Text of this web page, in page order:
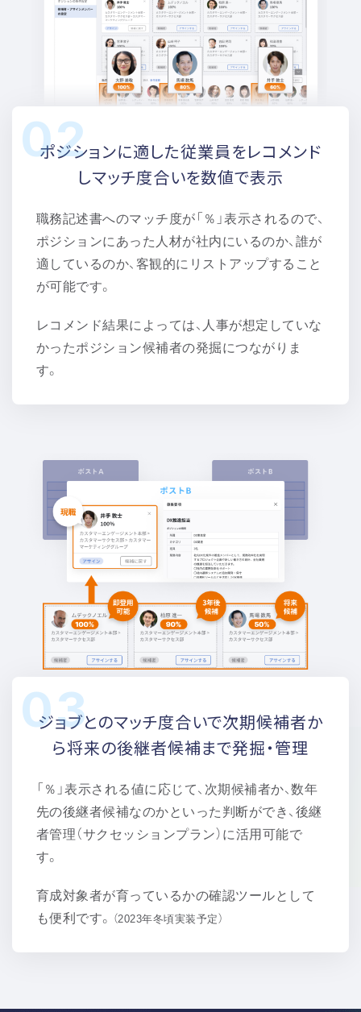
ポジションに適した従業員をレコメンド
しマッチ度合いを数値で表示
職務記述書へのマッチ度が「％」表示されるので、
ポジションにあった人材が社内にいるのか、誰が
適しているのか、客観的にリストアップすること
が可能です。
レコメンド結果によっては、人事が想定していな
かったポジション候補者の発掘につながりま
す。
ジョブとのマッチ度合いで次期候補者か
ら将来の後継者候補まで発掘・管理
「％」表示される値に応じて、次期候補者か、数年
先の後継者候補なのかといった判断ができ、後継
者管理（サクセッションプラン）に活用可能で
す。
育成対象者が育っているかの確認ツールとして
も便利です。 （2023年冬頃実装予定）